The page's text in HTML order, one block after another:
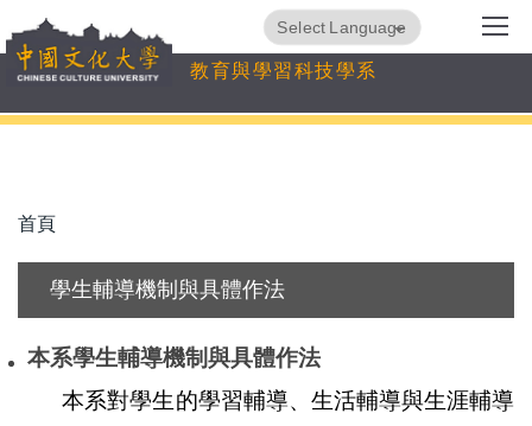
到
主
教育與學習科技學系
Powered by
首頁
學生輔導機制與具體作法
本系學生輔導機制與具體作法
本系對學生的學習輔導、生活輔導與生涯輔導